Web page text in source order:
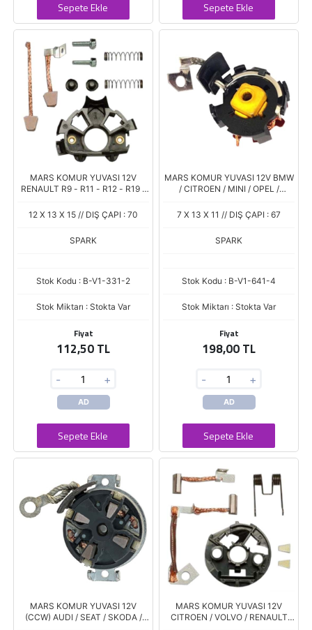
Sepete Ekle Sepete Ekle
MARS KOMUR YUVASI 12V
RENAULT R9 - R11 - R12 - R19 -
12 X 13 X 15 // DIŞ ÇAPI : 70
SPARK
Stok Kodu : B-V1-331-2
Stok Miktarı : Stokta Var
Fiyat
112,50 TL
- +
AD
Sepete Ekle
MARS KOMUR YUVASI 12V BMW
/ CITROEN / MINI / OPEL /
164) (7 X 13 X 11.5)
7 X 13 X 11 // DIŞ ÇAPI : 67
SPARK
Stok Kodu : B-V1-641-4
Stok Miktarı : Stokta Var
Fiyat
198,00 TL
- +
AD
Sepete Ekle
MARS KOMUR YUVASI 12V
(CCW) AUDI / SEAT / SKODA /
MARS KOMUR YUVASI 12V
CITROEN / VOLVO / RENAULT